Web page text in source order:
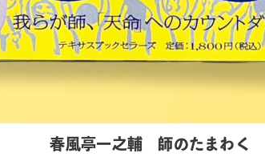
春風亭一之輔 師のたまわく